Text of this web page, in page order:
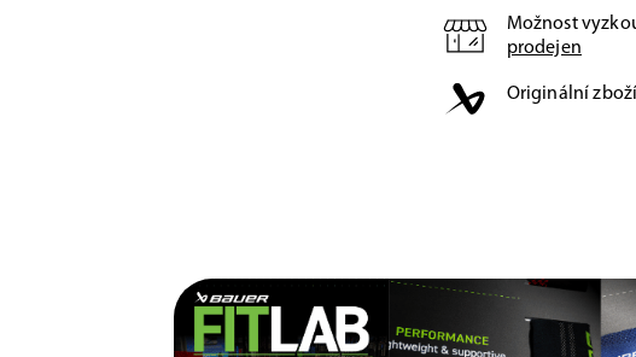
Možnost
prodejen
Originální